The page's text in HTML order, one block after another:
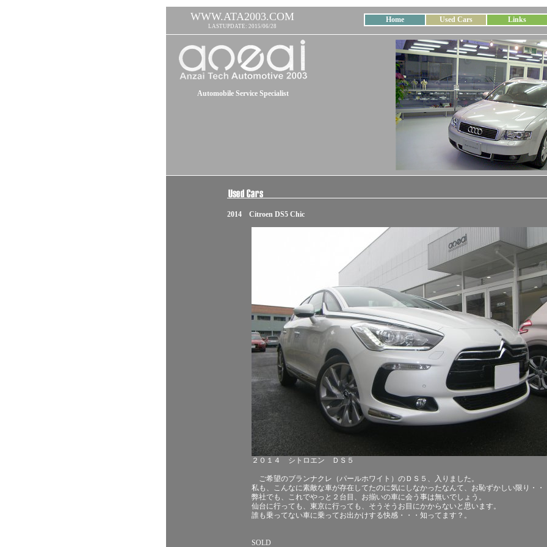
WWW.ATA2003.COM
LASTUPDATE: 2015/06/28
Home Used Cars Links
Automobile Service Specialist
2014 Citroen DS5 Chic
２０１４ シトロエン ＤＳ５
ご希望のブランナクレ（パールホワイト）のＤＳ５、入りました。
私も、こんなに素敵な車が存在してたのに気にしなかったなんて、お恥ずかしい限り・・
弊社でも、これでやっと２台目、お揃いの車に会う事は無いでしょう。
仙台に行っても、東京に行っても、そうそうお目にかからないと思います。
誰も乗ってない車に乗ってお出かけする快感・・・知ってます？。
SOLD